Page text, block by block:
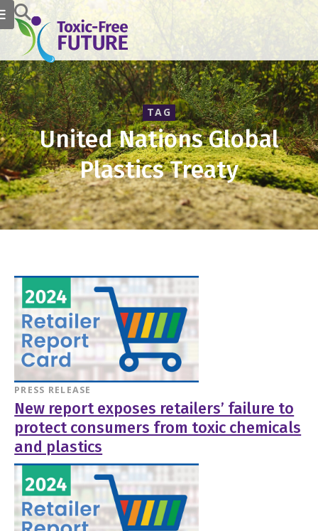
TAG
United Nations Global
Plastics Treaty
PRESS RELEASE
New report exposes retailers’ failure to
protect consumers from toxic chemicals
and plastics